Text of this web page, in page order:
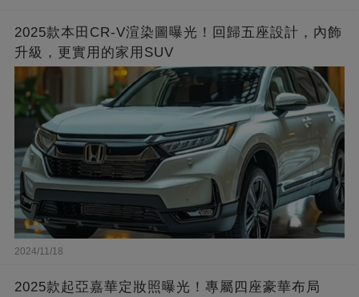
2025款本田CR-V渲染圖曝光！回歸五座設計，內飾
升級，更實用的家用SUV
2024/11/18
2025款起亞嘉華定妝照曝光！專屬四座豪華布局